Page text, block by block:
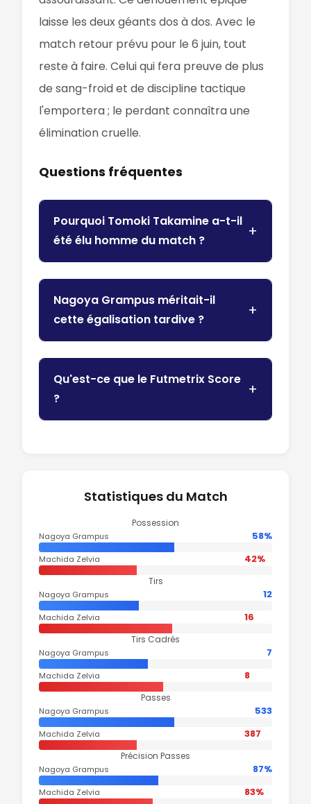
laisse les deux géants dos à dos. Avec le
match retour prévu pour le 6 juin, tout
reste à faire. Celui qui fera preuve de plus
de sang-froid et de discipline tactique
l'emportera ; le perdant connaîtra une
élimination cruelle.
Questions fréquentes
Pourquoi Tomoki Takamine a-t-il
été élu homme du match ?
Nagoya Grampus méritait-il
cette égalisation tardive ?
Qu'est-ce que le Futmetrix Score
?
Statistiques du Match
Possession
Nagoya Grampus 58%
Machida Zelvia 42%
Tirs
Nagoya Grampus 12
Machida Zelvia 16
Tirs Cadrés
Nagoya Grampus 7
Machida Zelvia 8
Passes
Nagoya Grampus 533
Machida Zelvia 387
Précision Passes
Nagoya Grampus 87%
Machida Zelvia 83%